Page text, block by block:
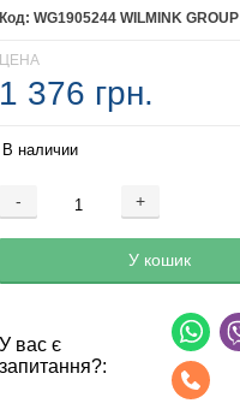
WG1905244 WILMINK GROUP
ЦЕНА
1 376 грн.
В наличии
- +
Добавляется...
У кошик
Добавлен
У вас є
запитання?: